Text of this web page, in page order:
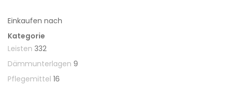
Einkaufen nach
Kategorie
Leisten 332
Dämmunterlagen 9
Pflegemittel 16